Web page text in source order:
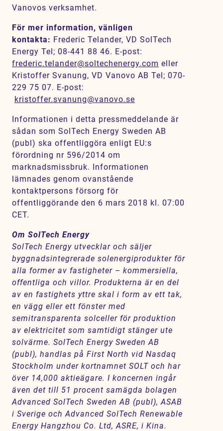
Vanovos verksamhet.
För mer information, vänligen
kontakta: Frederic Telander, VD SolTech
Energy Tel; 08-441 88 46. E-post:
frederic.telander@soltechenergy.com eller
Kristoffer Svanung, VD Vanovo AB Tel; 070-
229 75 07. E-post:
kristoffer.svanung@vanovo.se
Informationen i detta pressmeddelande är
sådan som SolTech Energy Sweden AB
(publ) ska offentliggöra enligt EU:s
förordning nr 596/2014 om
marknadsmissbruk. Informationen
lämnades genom ovanstående
kontaktpersons försorg för
offentliggörande den 6 mars 2018 kl. 07:00
CET.
Om SolTech Energy
SolTech Energy utvecklar och säljer
byggnadsintegrerade solenergiprodukter för
alla former av fastigheter – kommersiella,
offentliga och villor. Produkterna är en del
av en fastighets yttre skal i form av ett tak,
en vägg eller ett fönster med
semitransparenta solceller för produktion
av elektricitet som samtidigt stänger ute
solvärme. SolTech Energy Sweden AB
(publ), handlas på First North vid Nasdaq
Stockholm under kortnamnet SOLT och har
över 14,000 aktieägare. I koncernen ingår
även det till 51 procent samägda bolagen
Advanced SolTech Sweden AB (publ), ASAB
i Sverige och Advanced SolTech Renewable
Energy Hangzhou Co. Ltd, ASRE, i Kina.